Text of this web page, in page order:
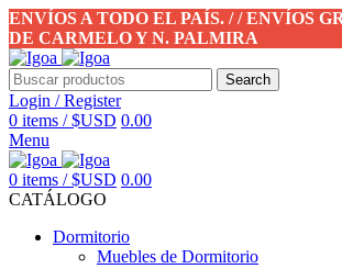
ENVÍOS A TODO EL PAÍS. / / ENVÍOS
DE CARMELO Y N. PALMIRA
Search
Login / Register
0 items / $USD 0.00
Menu
0 items / $USD 0.00
CATÁLOGO
Dormitorio
Muebles de Dormitorio